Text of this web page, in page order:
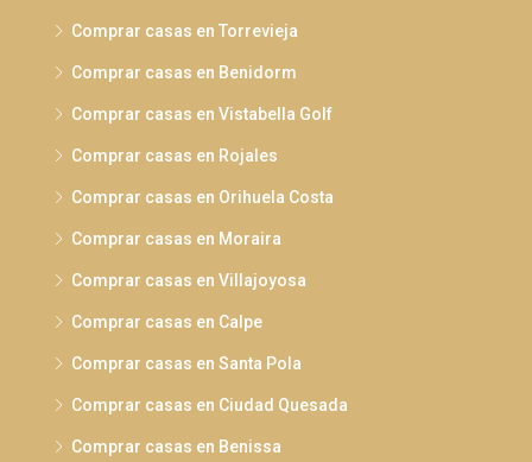
Comprar casas en Torrevieja
Comprar casas en Benidorm
Comprar casas en Vistabella Golf
Comprar casas en Rojales
Comprar casas en Orihuela Costa
Comprar casas en Moraira
Comprar casas en Villajoyosa
Comprar casas en Calpe
Comprar casas en Santa Pola
Comprar casas en Ciudad Quesada
Comprar casas en Benissa